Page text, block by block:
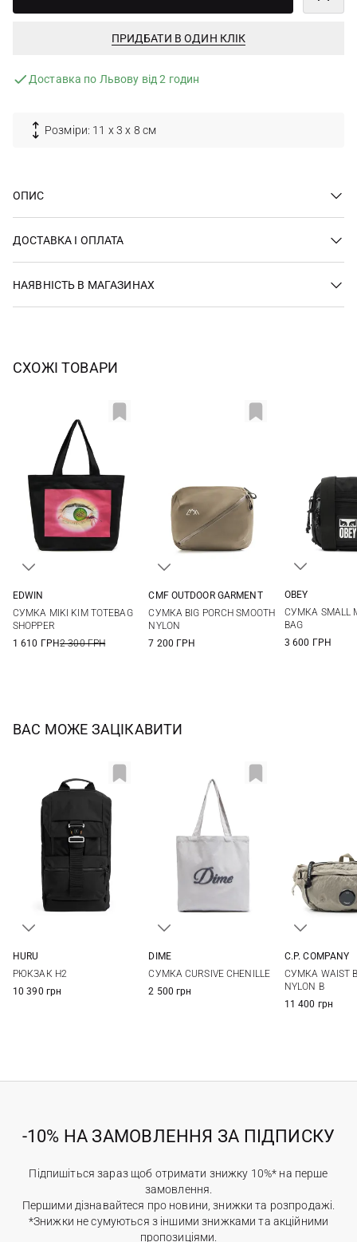
ПРИДБАТИ В ОДИН КЛІК
Доставка по Львову від 2 годин
Розміри: 11 х 3 х 8 см
ОПИС
ДОСТАВКА І ОПЛАТА
НАЯВНІСТЬ В МАГАЗИНАХ
СХОЖІ ТОВАРИ
EDWIN
СУМКА MIKI KIM TOTEBAG
SHOPPER
1 610 ГРН2 300 ГРН
CMF OUTDOOR GARMENT
СУМКА BIG PORCH SMOOTH
NYLON
7 200 ГРН
OBEY
СУМКА SMALL
BAG
3 600 ГРН
ВАС МОЖЕ ЗАЦІКАВИТИ
HURU
РЮКЗАК H2
10 390 грн
DIME
СУМКА CURSIVE CHENILLE
2 500 грн
C.P. COMPANY
СУМКА WAIST
NYLON B
11 400 грн
-10% НА ЗАМОВЛЕННЯ ЗА ПІДПИСКУ
Підпишіться зараз щоб отримати знижку 10%* на перше
замовлення.
Першими дізнавайтеся про новини, знижки та розпродажі.
*Знижки не сумуються з іншими знижками та акційними
пропозиціями.